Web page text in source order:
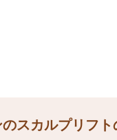
スカルプリフト